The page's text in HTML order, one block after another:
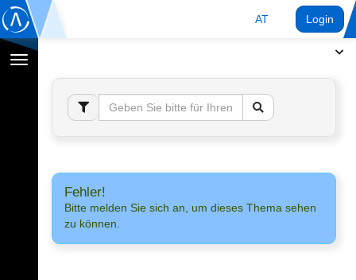
AT Login
Navigation
umschalten
Fehler!
Bitte melden Sie sich an, um dieses Thema sehen
zu können.